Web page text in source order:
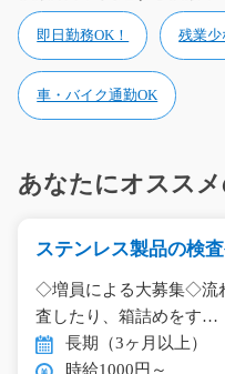
即日勤務OK！ 残業少
車・バイク通勤OK
あなたにオスス
ステンレス製品の検
◇増員による大募集◇流
査したり、箱詰めをす…
長期（3ヶ月以上）
時給1000円～